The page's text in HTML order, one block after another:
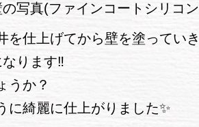
写真(ファインコートシリコ
を仕上げてから壁を塗ってい
ります‼
うか？
に綺麗に仕上がりました✨